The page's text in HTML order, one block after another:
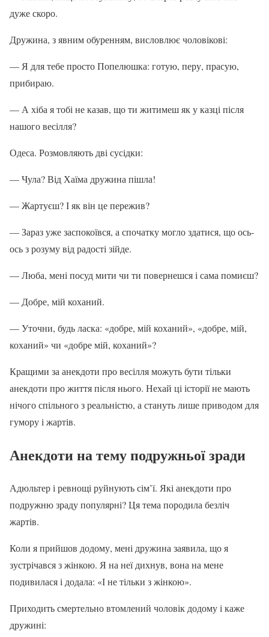
дуже скоро.
Дружина, з явним обуренням, висловлює чоловікові:
— Я для тебе просто Попелюшка: готую, перу, прасую,
прибираю.
— А хіба я тобі не казав, що ти житимеш як у казці після
нашого весілля?
Одеса. Розмовляють дві сусідки:
— Чула? Від Хаїма дружина пішла!
— Жартуєш? І як він це пережив?
— Зараз уже заспокоївся, а спочатку могло здатися, що ось-
ось з розуму від радості зійде.
— Люба, мені посуд мити чи ти повернешся і сама помиєш?
— Добре, мій коханий.
— Уточни, будь ласка: «добре, мій коханий», «добре, мій,
коханий» чи «добре мій, коханий»?
Кращими за анекдоти про весілля можуть бути тільки
анекдоти про життя після нього. Нехай ці історії не мають
нічого спільного з реальністю, а стануть лише приводом для
гумору і жартів.
Анекдоти на тему подружньої зради
Адюльтер і ревнощі руйнують сім’ї. Які анекдоти про
подружню зраду популярні? Ця тема породила безліч
жартів.
Коли я прийшов додому, мені дружина заявила, що я
зустрічався з жінкою. Я на неї дихнув, вона на мене
подивилася і додала: «І не тільки з жінкою».
Приходить смертельно втомлений чоловік додому і каже
дружині: